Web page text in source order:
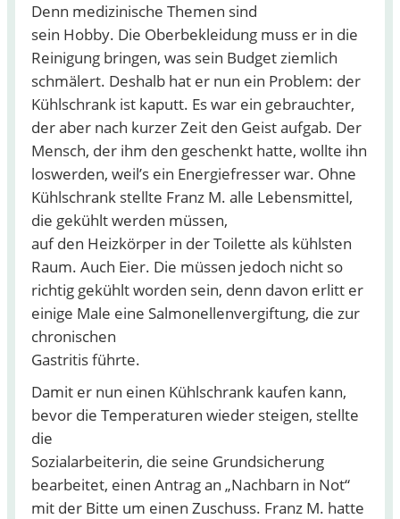
Denn medizinische Themen sind
sein Hobby. Die Oberbekleidung muss er in die
Reinigung bringen, was sein Budget ziemlich
schmälert. Deshalb hat er nun ein Problem: der
Kühlschrank ist kaputt. Es war ein gebrauchter,
der aber nach kurzer Zeit den Geist aufgab. Der
Mensch, der ihm den geschenkt hatte, wollte ihn
loswerden, weil’s ein Energiefresser war. Ohne
Kühlschrank stellte Franz M. alle Lebensmittel,
die gekühlt werden müssen,
auf den Heizkörper in der Toilette als kühlsten
Raum. Auch Eier. Die müssen jedoch nicht so
richtig gekühlt worden sein, denn davon erlitt er
einige Male eine Salmonellenvergiftung, die zur
chronischen
Gastritis führte.
Damit er nun einen Kühlschrank kaufen kann,
bevor die Temperaturen wieder steigen, stellte
die
Sozialarbeiterin, die seine Grundsicherung
bearbeitet, einen Antrag an „Nachbarn in Not“
mit der Bitte um einen Zuschuss. Franz M. hatte